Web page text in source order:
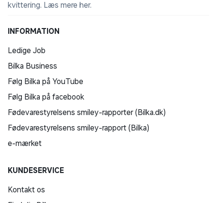
kvittering. Læs mere her.
INFORMATION
Ledige Job
Bilka Business
Følg Bilka på YouTube
Følg Bilka på facebook
Fødevarestyrelsens smiley-rapporter (Bilka.dk)
Fødevarestyrelsens smiley-rapport (Bilka)
e-mærket
KUNDESERVICE
Kontakt os